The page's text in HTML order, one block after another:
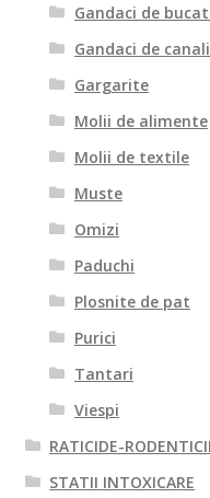
Gandaci de
Gandaci de
Gargarite
Molii de alimente
Molii de textile
Muste
Omizi
Paduchi
Plosnite de pat
Purici
Tantari
Viespi
RATICIDE-
STATII INTOXICARE